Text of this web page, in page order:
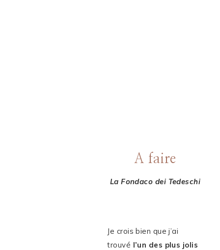
A faire
La Fondaco dei Tedeschi
Je crois bien que j’ai
trouvé l’un des plus jolis